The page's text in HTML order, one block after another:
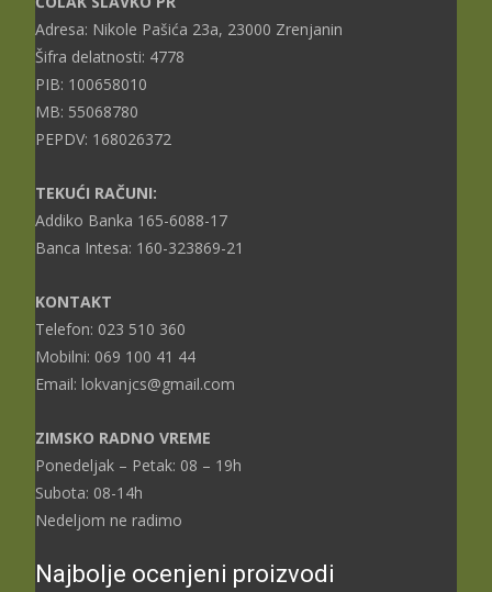
Adresa: Nikole Pašića 23a, 23000 Zrenjanin
Šifra delatnosti: 4778
PIB: 100658010
MB: 55068780
PEPDV: 168026372
TEKUĆI RAČUNI:
Addiko Banka 165-6088-17
Banca Intesa: 160-323869-21
KONTAKT
Telefon: 023 510 360
Mobilni: 069 100 41 44
Email: lokvanjcs@gmail.com
ZIMSKO RADNO VREME
Ponedeljak – Petak: 08 – 19h
Subota: 08-14h
Nedeljom ne radimo
Najbolje ocenjeni proizvodi